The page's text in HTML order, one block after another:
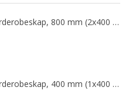
DIY flatpakket garderobeskap, 800 mm (2x400 mm = 2 rom)
DIY flatpakket garderobeskap, 400 mm (1x400 mm = 1 rom)